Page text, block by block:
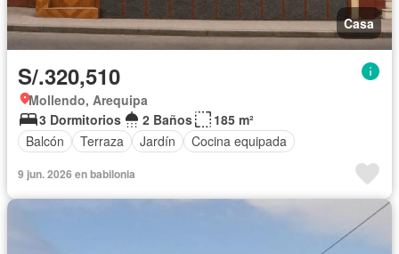
Casa
S/.320,510
Mollendo, Arequipa
3 Dormitorios
2 Baños
185 m²
Balcón
Terraza Jardín Cocina equipada
9 jun. 2026 en babilonia